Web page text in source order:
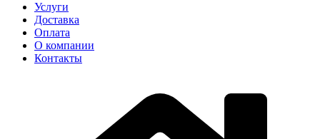
Услуги
Доставка
Оплата
О компании
Контакты